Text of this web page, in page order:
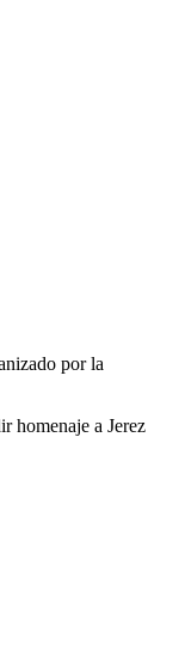
por la
homenaje a Jerez